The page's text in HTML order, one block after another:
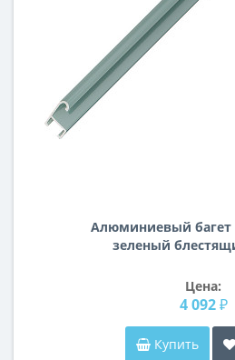
Алюминиевый багет
зеленый
Цена:
4 092 ₽
Купить